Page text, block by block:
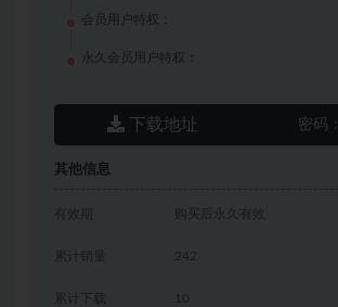
会员用户特权：
永久会员用户特权：
下载地址 密码：
其他信息
有效期 购买后永久有效
累计销量 242
累计下载 10